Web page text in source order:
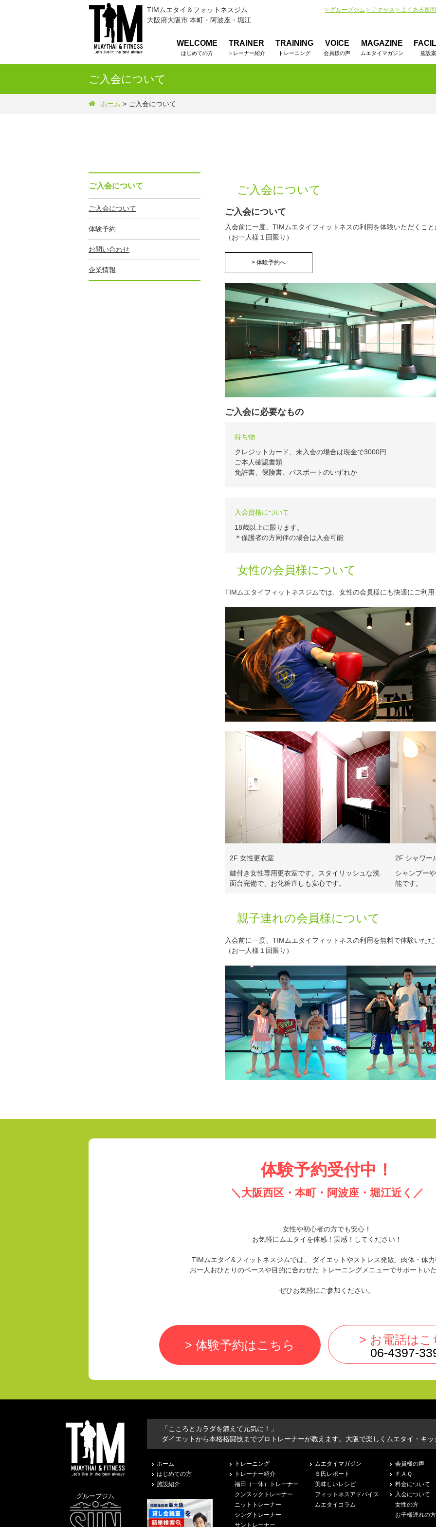
TIMムエタイ＆フォットネスジム
大阪府大阪市 本町・阿波座・堀江
> グループジム > アクセス > よくある質問
WELCOME
はじめての方
TRAINER
トレーナー紹介
TRAINING
トレーニング
VOICE
会員様の声
MAGAZINE
ムエタイマガジン 施設
ご入会について
ホーム > ご入会について
ご入会について
ご入会について
入会前に一度、TIMムエタイフィットネスの利用を体験いただくこ
（お一人様１回限り）
> 体験予約へ
ご入会に必要なもの
持ち物
クレジットカード、未入会の場合は現金で3000円
ご本人確認書類
免許書、保険書、パスポートのいずれか
入会資格について
18歳以上に限ります。
＊保護者の方同伴の場合は入会可能
女性の会員様について
TIMムエタイフィットネスジムでは、女性の会員様にも快適にご利
2F 女性更衣室
鍵付き女性専用更衣室です。スタイリッシュな洗
面台完備で、お化粧直しも安心です。
2F シャワー
シャンプー
能です。
親子連れの会員様について
入会前に一度、TIMムエタイフィットネスの利用を無料で体験いた
（お一人様１回限り）
ご入会について
ご入会について
体験予約
お問い合わせ
企業情報
体験予約受付中！
＼大阪西区・本町・阿波座・堀江近く／
女性や初心者の方でも安心！
お気軽にムエタイを体感！実感！してください！
TIMムエタイ&フィットネスジムでは、
ダイエットやストレス発散、肉体・体
お一人おひとりのペースや目的に合わせた
トレーニングメニューでサポートい
ぜひお気軽にご参加ください。
> 体験予約はこちら
> お電話はこ
06-4397-
「こころとカラダを鍛えて元気に！」
ダイエットから本格格闘技までプロトレーナーが教えます。大阪で楽しくムエタイ・キ
グループジム
ホーム
はじめての方
施設紹介
トレーニング
トレーナー紹介
福田（一休）トレーナー
クンスックトレーナー
ニットトレーナー
シングトレーナー
サントレーナー
ムエタイマガジン
Ｓ氏レポート
美味しいレシピ
フィットネスアドバイス
ムエタイコラム
会員様の声
ＦＡＱ
料金について
入会について
女性の方
お子様連れの方